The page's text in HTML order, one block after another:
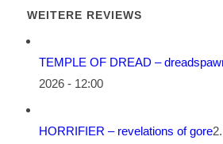
WEITERE REVIEWS
TEMPLE OF DREAD –
2026 - 12:00
HORRIFIER – revelations of gore